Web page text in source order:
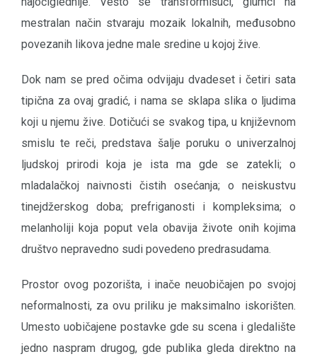
mestralan način stvaraju mozaik lokalnih, međusobno
povezanih likova jedne male sredine u kojoj žive.
Dok nam se pred očima odvijaju dvadeset i četiri sata
tipična za ovaj gradić, i nama se sklapa slika o ljudima
koji u njemu žive. Dotičući se svakog tipa, u književnom
smislu te reči, predstava šalje poruku o univerzalnoj
ljudskoj prirodi koja je ista ma gde se zatekli; o
mladalačkoj naivnosti čistih osećanja; o neiskustvu
tinejdžerskog doba; prefriganosti i kompleksima; o
melanholiji koja poput vela obavija živote onih kojima
društvo nepravedno sudi povedeno predrasudama.
Prostor ovog pozorišta, i inače neuobičajen po svojoj
neformalnosti, za ovu priliku je maksimalno iskorišten.
Umesto uobičajene postavke gde su scena i gledalište
jedno naspram drugog, gde publika gleda direktno na